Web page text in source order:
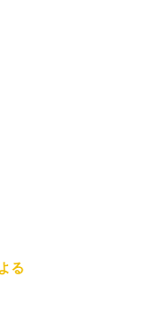
る相談
る